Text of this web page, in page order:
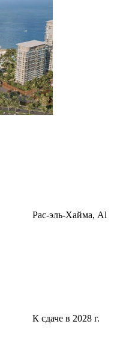
Pac-эль-Хайма, Al
К сдаче в 2028 г.